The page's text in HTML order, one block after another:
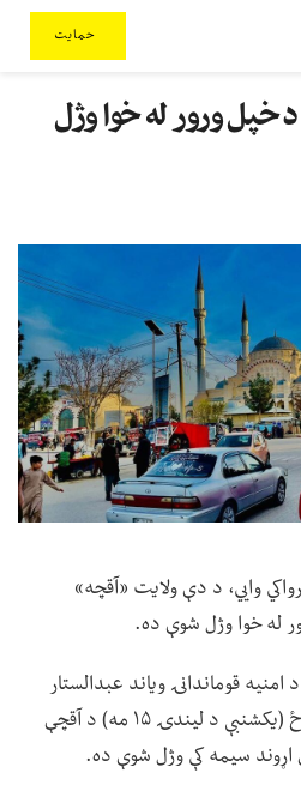
حمایت
خپل ورور له خوا وژل
وايي، د دې ولایت «آقچه»
له خوا وژل شوې ده.
قوماندانۍ ویاند عبدالستار
حلیمي وايي، دغه ښځه تېره ورځ (یکشنبې د لیندۍ ۱۵ مه) د آقچې
اړوند سیمه کې وژل شوې ده.